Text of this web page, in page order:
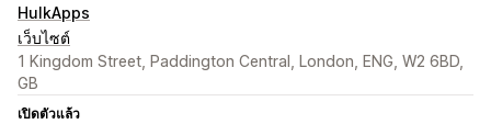
HulkApps
เว็บไซต์
1 Kingdom Street, Paddington Central, London, ENG, W2 6BD,
GB
เปิดตัวแล้ว